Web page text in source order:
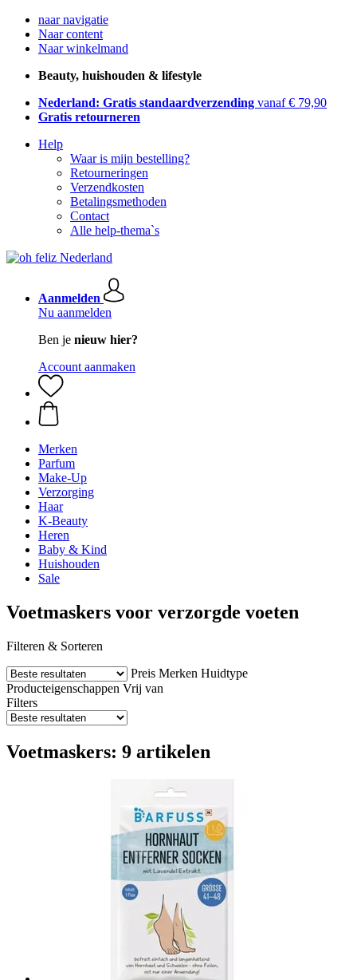
naar navigatie
Naar content
Naar winkelmand
Beauty, huishouden & lifestyle
Nederland: Gratis standaardverzending vanaf € 79,90
Gratis retourneren
Help
Waar is mijn bestelling?
Retourneringen
Verzendkosten
Betalingsmethoden
Contact
Alle help-thema`s
Aanmelden
Nu aanmelden
Ben je nieuw hier?
Account aanmaken
Merken
Parfum
Make-Up
Verzorging
Haar
K-Beauty
Heren
Baby & Kind
Huishouden
Sale
Voetmaskers voor verzorgde voeten
Filteren & Sorteren
Preis Merken Huidtype
Producteigenschappen Vrij van
Filters
Voetmaskers: 9 artikelen